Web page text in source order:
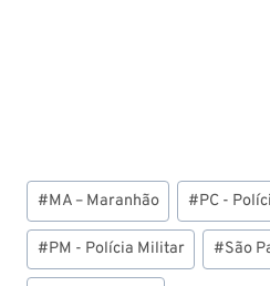
Tags
do
Post:
#MA – Maranhão #PC -
#PM - Polícia Militar #São